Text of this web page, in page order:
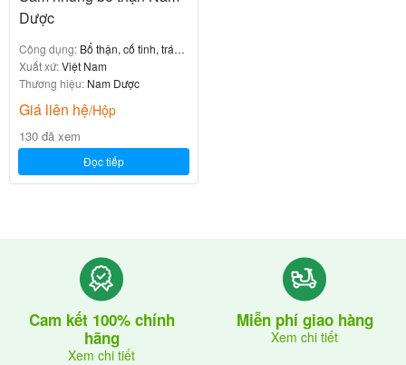
Dược
Công dụng: Bổ thận, cố tinh, tráng
dương
Xuất xứ:Việt Nam
Thương hiệu: Nam Dược
Giá liên hệ/Hộp
130 đã xem
Đọc tiếp
Cam kết 100% chính
hãng
Xem chi tiết
Miễn phí giao hàng
Xem chi tiết